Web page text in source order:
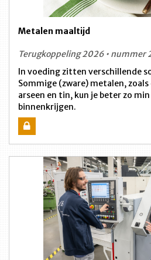
Metalen maaltijd
Terugkoppeling 2026 • nummer
In voeding zitten verschillende
Sommige (zware) metalen,
arseen en tin, kun je beter zo
binnenkrijgen.